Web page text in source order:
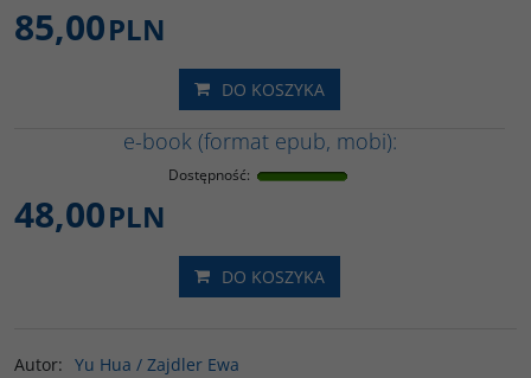
85,00PLN
DO KOSZYKA
e-book (format epub, mobi):
Dostępność:
48,00PLN
DO KOSZYKA
Autor: Yu Hua / Zajdler Ewa